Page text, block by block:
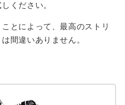
ください。
ことによって、最高のストリ
間違いありません。